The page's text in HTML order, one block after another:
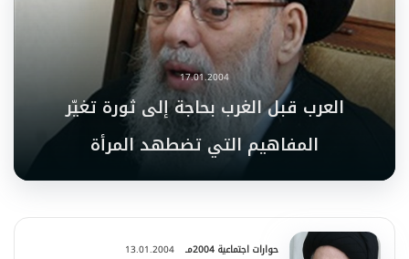
17.01.2004
العرب قبل الغرب بحاجة إلى ثورة تغيّر
المفاهيم التي تضطهد المرأة
حوارات اجتماعية 2004مـ 13.01.2004